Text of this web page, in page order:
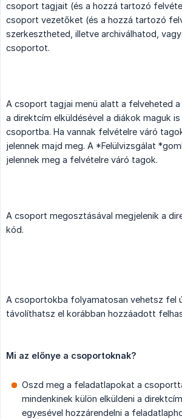
csoport tagjait (és a hozzá tartozó
csoport vezetőket (és a hozzá tartozó
szerkesztheted, illetve archiválhatod,
csoportot.
A csoport tagjai menü alatt a felveheted
a direktcím elküldésével a diákok maguk
csoportba. Ha vannak felvételre váró
jelennek majd meg. A *Felülvizsgálat
jelennek meg a felvételre váró tagok.
A csoport megosztásával megjelenik a
kód.
A csoportokba folyamatosan vehetsz fel
távolíthatsz el korábban hozzáadott
Mi az előnye a csoportoknak?
Oszd meg a feladatlapokat a
mindenkinek külön elküldeni a
egyesével hozzárendelni a